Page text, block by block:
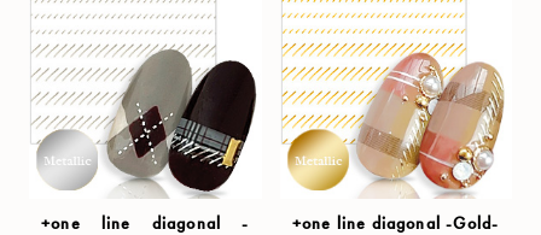
+one line diagonal -
+one line diagonal -Gold-